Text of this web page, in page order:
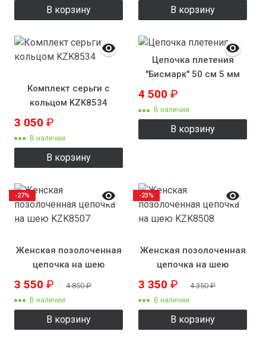
В корзину В корзину
Комплект серьги с
кольцом KZK8534
3 050 ₽
В наличии
В корзину
Цепочка плетения
"Бисмарк" 50 см 5 мм
4 500 ₽
В наличии
В корзину
Женская позолоченная
цепочка на шею
KZK8507
3 550 ₽ 4 850₽
В наличии
В корзину
-27%
Женская позолоченная
цепочка на шею
KZK8508
3 350 ₽ 4 350₽
В наличии
В корзину
-23%